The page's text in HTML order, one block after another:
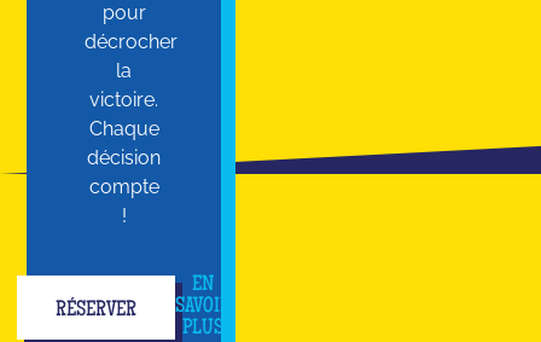
pour
décrocher
la
victoire.
Chaque
décision
compte
!
RÉSERVER
EN
SAVOIR
PLUS